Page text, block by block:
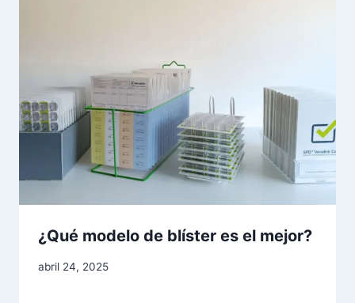
¿Qué modelo de blíster es el mejor?
Por
abril 24, 2025